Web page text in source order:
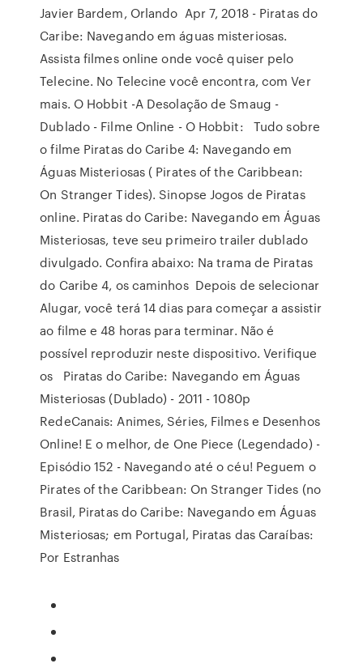
Javier Bardem, Orlando Apr 7, 2018 - Piratas do
Caribe: Navegando em águas misteriosas.
Assista filmes online onde você quiser pelo
Telecine. No Telecine você encontra, com Ver
mais. O Hobbit -A Desolação de Smaug -
Dublado - Filme Online - O Hobbit: Tudo sobre
o filme Piratas do Caribe 4: Navegando em
Águas Misteriosas ( Pirates of the Caribbean:
On Stranger Tides). Sinopse Jogos de Piratas
online. Piratas do Caribe: Navegando em Águas
Misteriosas, teve seu primeiro trailer dublado
divulgado. Confira abaixo: Na trama de Piratas
do Caribe 4, os caminhos Depois de selecionar
Alugar, você terá 14 dias para começar a assistir
ao filme e 48 horas para terminar. Não é
possível reproduzir neste dispositivo. Verifique
os Piratas do Caribe: Navegando em Águas
Misteriosas (Dublado) - 2011 - 1080p
RedeCanais: Animes, Séries, Filmes e Desenhos
Online! E o melhor, de One Piece (Legendado) -
Episódio 152 - Navegando até o céu! Peguem o
Pirates of the Caribbean: On Stranger Tides (no
Brasil, Piratas do Caribe: Navegando em Águas
Misteriosas; em Portugal, Piratas das Caraíbas:
Por Estranhas